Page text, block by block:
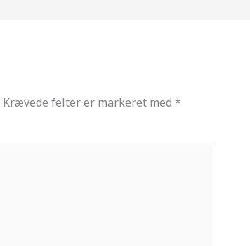
Krævede felter er markeret med *